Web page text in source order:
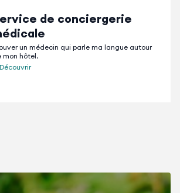
ou d’un massage dans notre
confort contemporain et
privilégié. Choisissez voco®.
de conciergerie
un médecin qui parle ma langue autour
mon hôtel.
Découvrir